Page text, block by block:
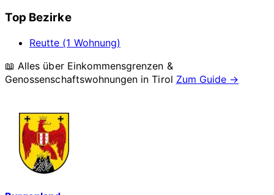
Top Bezirke
Reutte (1 Wohnung)
📖 Alles über Einkommensgrenzen &
Genossenschaftswohnungen inTirol Zum Guide →